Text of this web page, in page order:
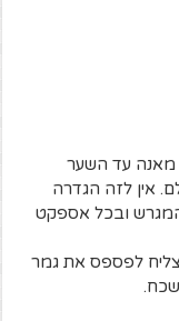
מאנה עד השער
אין לזה הגדרה
ובכל אספקט
לפספס את גמר